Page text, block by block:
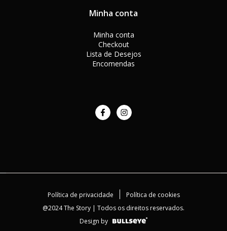
Minha conta
Minha conta
Checkout
Lista de Desejos
Encomendas
@2024 The Story | Todos os direitos reservados.
Política de privacidade Política de cookies
Design by